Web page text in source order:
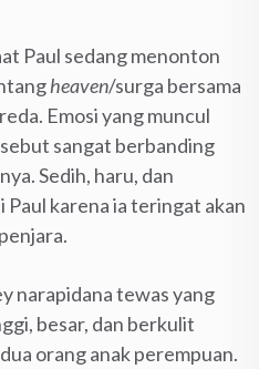
Paul sedang menonton
heaven/surga bersama
Emosi yang muncul
sangat berbanding
Sedih, haru, dan
karena ia teringat akan
narapidana tewas yang
besar, dan berkulit
orang anak perempuan.